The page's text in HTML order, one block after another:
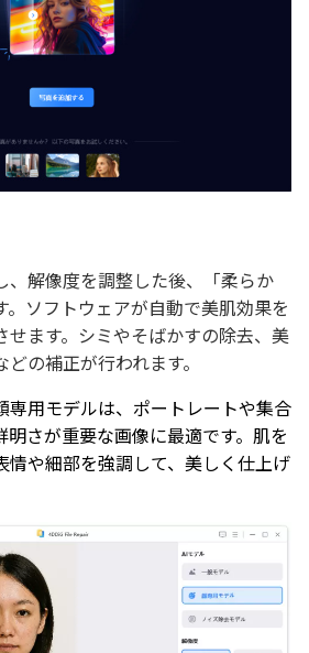
、解像度を調整した後、「柔らか
。ソフトウェアが自動で美肌効果を
せます。シミやそばかすの除去、美
の補正が行われます。
専用モデルは、ポートレートや集合
明さが重要な画像に最適です。肌を
情や細部を強調して、美しく仕上げ